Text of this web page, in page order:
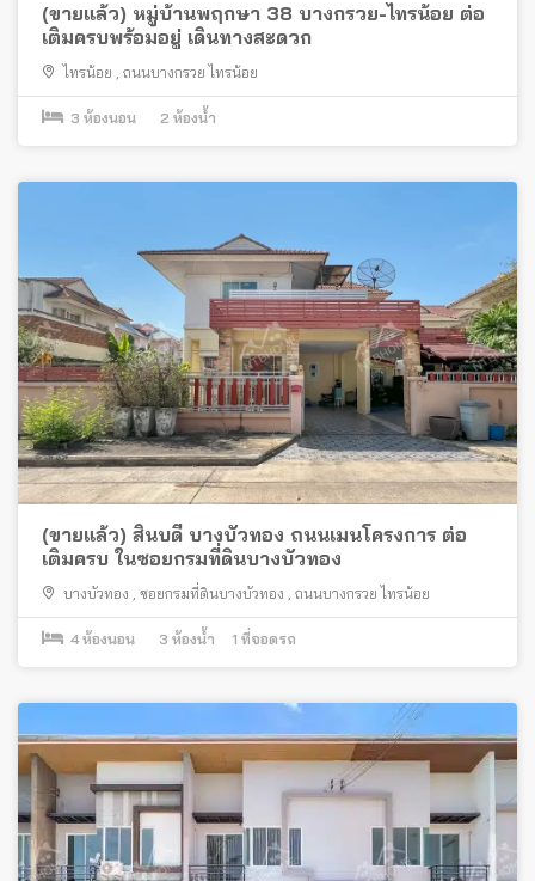
(ขายแล้ว) หมู่บ้านพฤกษา 38 บางกรวย-ไทรน้อย ต่อ
เติมครบพร้อมอยู่ เดินทางสะดวก
ไทรน้อย , ถนนบางกรวย ไทรน้อย
3 ห้องนอน 2 ห้องน้ำ
(ขายแล้ว) สินบดี บางบัวทอง ถนนเมนโครงการ ต่อ
เติมครบ ในซอยกรมที่ดินบางบัวทอง
บางบัวทอง , ซอยกรมที่ดินบางบัวทอง , ถนนบางกรวย ไทรน้อย
4 ห้องนอน 3 ห้องน้ำ 1 ที่จอดรถ